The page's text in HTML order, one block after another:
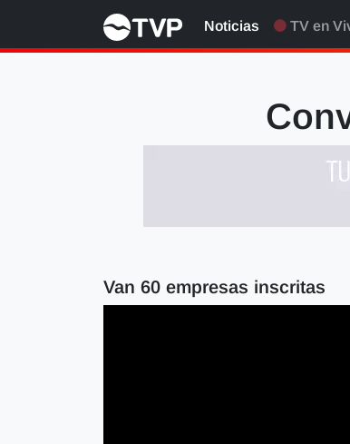
Noticias TV en
Van 60 empresas inscritas